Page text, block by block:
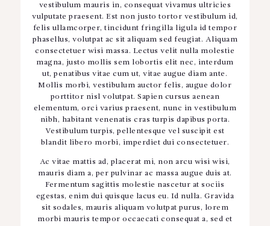
vestibulum mauris in, consequat vivamus ultricies
vulputate praesent. Est non justo tortor vestibulum id,
felis ullamcorper, tincidunt fringilla ligula id tempor
phasellus, volutpat ac sit aliquam sed feugiat. Aliquam
consectetuer wisi massa. Lectus velit nulla molestie
magna, justo mollis sem lobortis elit nec, interdum
ut, penatibus vitae cum ut, vitae augue diam ante.
Mollis morbi, vestibulum auctor felis, augue dolor
porttitor nisl volutpat. Sapien cursus aenean
elementum, orci varius praesent, nunc in vestibulum
nibh, habitant venenatis cras turpis dapibus porta.
Vestibulum turpis, pellentesque vel suscipit est
blandit libero morbi, imperdiet dui consectetuer.
Ac vitae mattis ad, placerat mi, non arcu wisi wisi,
mauris diam a, per pulvinar ac massa augue duis at.
Fermentum sagittis molestie nascetur at sociis
egestas, enim dui quisque lacus eu. Id nulla. Gravida
sit sodales, mauris aliquam volutpat purus, lorem
morbi mauris tempor occaecati consequat a, sed et